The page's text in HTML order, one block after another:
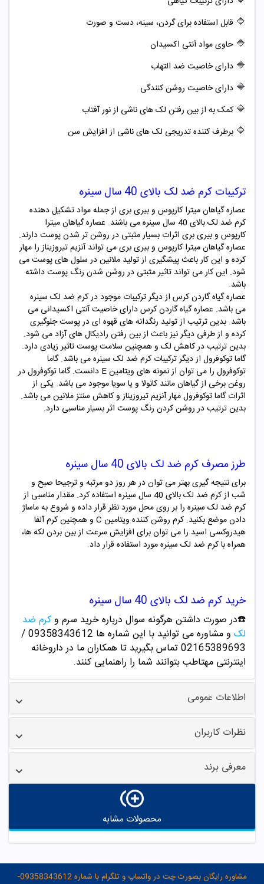
🔷 قابل استفاده برای گردن، سینه، دست و صورت
🔷 حاوی مواد آنتی اکسیدان
🔷 دارای خاصیت ضد التهاب
🔷 دارای خاصیت روشن کنندگی
🔷 کمک به از بین رفتن لک های ناشی از نور آفتاب
🔷 برطرف کننده تدریجی لک های ناشی از افزایش سن
ترکیبات کرم ضد لک بالای 40 سال سینره
عصاره گیاهان میترا کارپوس و بیری بری از جمله مواد تشکیل دهنده
کرم ضد لک بالای 40 سال سینره می باشند. عصاره گیاهان میترا
کارپوس و بیری بری اثرات بسیار مثبتی در روشن تر شدن پوست دارند.
عصاره گیاهان میترا کارپوس و بیری بری می تواند آنزیم تیروزیناز را مهار
کرده و این کار باعث پیشگیری از تولید ملانین در سلول های پوست می
شود. این کار می تواند تاثیر مثبتی در روشن شدن رنگ پوست داشته
باشد.
عصاره گیاه گاردن کرس از دیگر ترکیبات موجود در کرم ضد لک سینره
می باشد. عصاره گیاه گاردن کرس دارای خاصیت آنتی اکسیدانی می
باشد. بدین ترتیب از تولید رنگدانه های قهوه ای در پوست جلوگیری
کرده و از طرفی دیگر نیز باعث از بین رفتن رادیکال های آزاد می شود.
بدین ترتیب در کاهش لک و همچنین سلامت پوست تاثیر زیادی دارد.
گاما توکوفرول از دیگر ترکیبات کرم ضد لک سینره می باشد. گاما
توکوفرول را می توان از نمونه های ویتامین E دانست. گاما توکوفرول در
روغن برخی از گیاهان مانند کانولا و یا سویا موجود می باشد. یکی از
اثرات گاما توکوفرول مهار آنزیم تیروزیناز و کاهش سنتز ملانین می باشد.
بدین ترتیب در روشن کردن رنگ پوست اثر بسیار مناسبی دارد.
طرز مصرف کرم ضد لک بالای 40 سال سینره
برای نتیجه گیری بهتر می توان در هر روز دو مرتبه و ترجیحا صبح و
شب از کرم ضد لک بالای 40 سال سینره استفاده کرد. مقدار مناسبی از
کرم ضد لک سینره را بر روی محل مورد نظر قرار داده و شروع به ماساژ
دادن موضع بکنید. کرم روشن کننده ویتامین C و همچنین کرم آلفا
هیدروکسی اسید را می توان برای افزایش سرعت از بین بردن لکه ها،
همراه با کرم ضد لک سینره مورد استفاده قرار داد.
خرید کرم ضد لک بالای 40 سال سینره
☎️در صورت داشتن هرگونه سوال درباره خرید سرم وکرم ضد
لک
و مشاوره می توانید با این شماره ها 09358343612 /
02165389693تماس بگیرید تا همکاران ما در داروخانه
اینترنتی مهتاطب بتوانند شما را راهنمایی کنند.
اطلاعات عمومی
نظرات کاربران
معرفی برند
محصولات مشابه
مشاوره رایگان بصورت چت در واتساپ و تلگرام با شماره 09358343612-